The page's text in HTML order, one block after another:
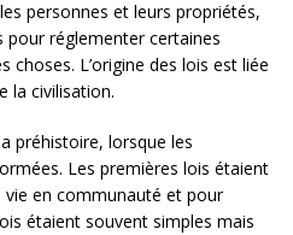
personnes et leurs propriétés,
pour réglementer certaines
choses. L’origine des lois est liée
la civilisation.
préhistoire, lorsque les
Les premières lois étaient
en communauté et pour
étaient souvent simples mais